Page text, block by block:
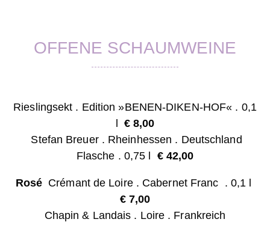
OFFENE SCHAUMWEINE
Rieslingsekt . Edition »BENEN-DIKEN-HOF« . 0,1
€ 8,00
Stefan Breuer . Rheinhessen . Deutschland
Flasche . 0,75 l
€ 42,00
Rosé Crémant de Loire . Cabernet Franc . 0,1 l
€ 7,00
Chapin & Landais . Loire . Frankreich